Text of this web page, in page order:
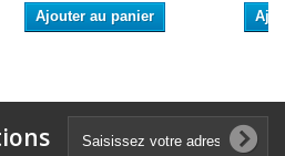
Ajouter au panier